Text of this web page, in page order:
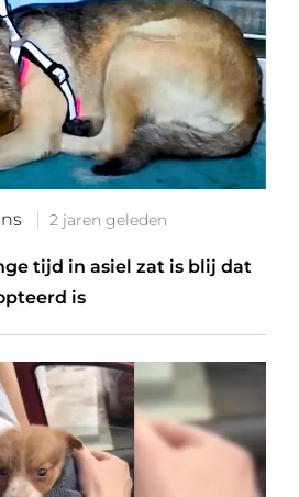
2 jaren geleden
tijd in asiel zat is blij dat
is